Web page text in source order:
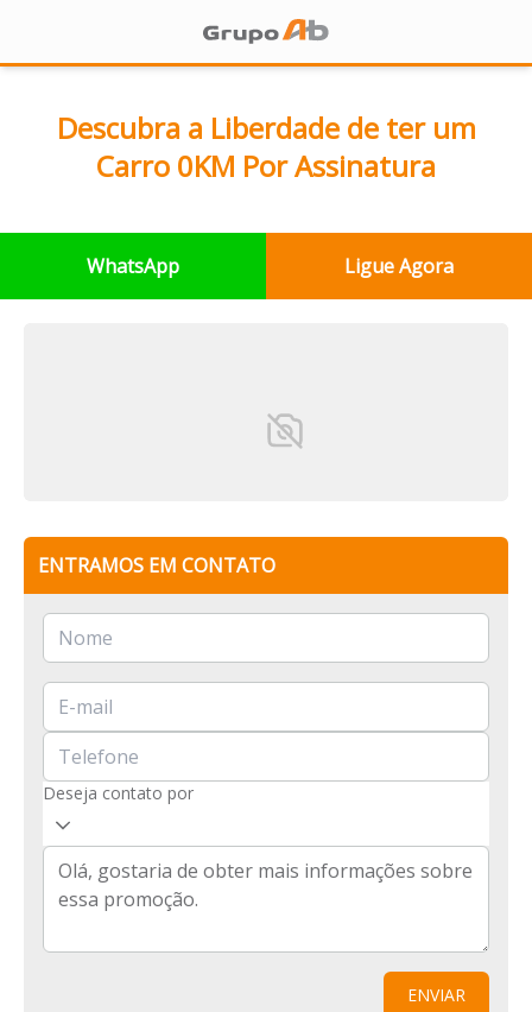
Descubra a Liberdade de ter um
Carro 0KM Por Assinatura
WhatsApp Ligue Agora
ENTRAMOS EM CONTATO
Deseja contato por
ENVIAR